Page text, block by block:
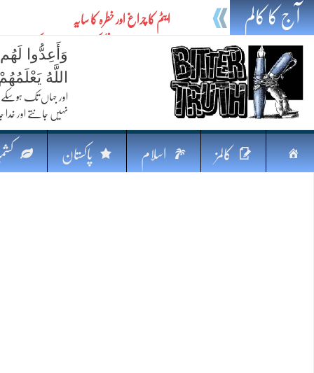
آج کا کالم ایٹم کا چراغ اور خطرہ کا سایہ
تیل،تلواراورتدبر:خلیج کی بدلتی بساط پرپاکستان
ایٹم کا نیا افق: طاقت، سیاست اور مشرقِ وسطیٰ
فکرِ اقبال اورامنِ عالم میں پاکستان کاکردار
جہاں ایک لہر دنیا بدل سکتی ہے
پردہ وبیانیہ
وَأَعِدُّوا
اللَّهُ
اور جہاں تک
نہیں جانتے اور خدا
صفحہ کالمز اسلام پاکستان